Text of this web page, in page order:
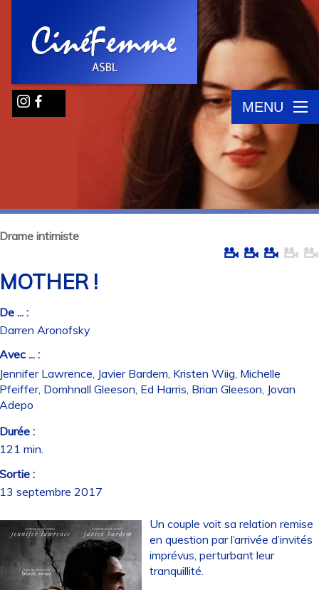
MENU
intimiste
!
... :
Aronofsky
... :
Lawrence, Javier Bardem, Kristen Wiig, Michelle
Domhnall Gleeson, Ed Harris, Brian Gleeson, Jovan
:
min.
:
septembre 2017
Un couple voit sa relation remise
en question par l’arrivée d’invités
imprévus, perturbant leur
tranquillité.